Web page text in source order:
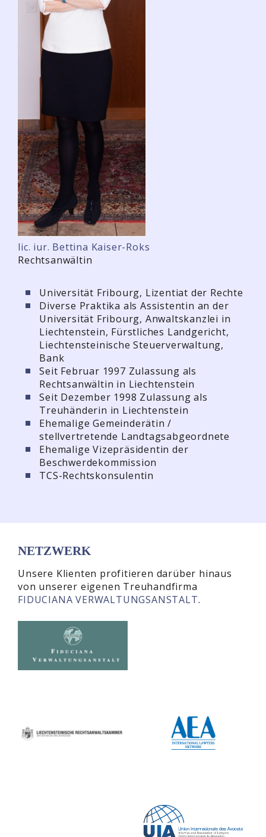
lic. iur. Bettina Kaiser-Roks
Rechtsanwältin
Universität Fribourg, Lizentiat der Rechte
Diverse Praktika als Assistentin an der
Universität Fribourg, Anwaltskanzlei in
Liechtenstein, Fürstliches Landgericht,
Liechtensteinische Steuerverwaltung,
Bank
Seit Februar 1997 Zulassung als
Rechtsanwältin in Liechtenstein
Seit Dezember 1998 Zulassung als
Treuhänderin in Liechtenstein
Ehemalige Gemeinderätin /
stellvertretende Landtagsabgeordnete
Ehemalige Vizepräsidentin der
Beschwerdekommission
TCS-Rechtskonsulentin
NETZWERK
Unsere Klienten profitieren darüber hinaus
von unserer eigenen Treuhandfirma
FIDUCIANA VERWALTUNGSANSTALT.